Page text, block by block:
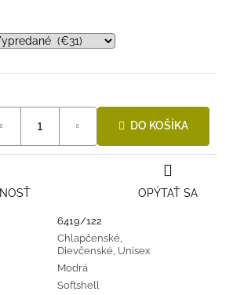
DO KOŠÍKA
6419/122
Chlapčenské
Dievčenské Unisex
Modrá
Softshell
OPÝTAŤ SA